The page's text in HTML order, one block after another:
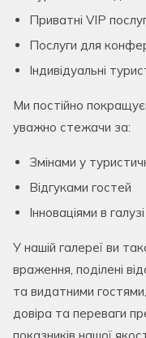
Приватні VIP
Послуги для
Індивідуальні
Ми постійно
уважно стежачи за:
Змінами у
Відгуками гостей
Інноваціями в галузі
У нашій галереї ви
враження, поділені
та видатними гостями,
довіра та переваги
показників нашої